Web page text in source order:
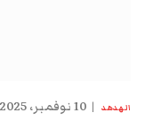
الهدهد 10 نوفمبر، 2025